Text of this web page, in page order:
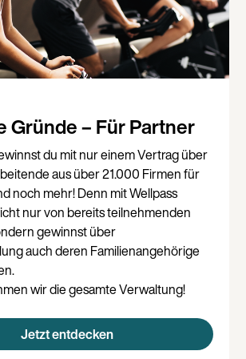
Gründe – Für Partner
du mit nur einem Vertrag über
aus über 21.000 Firmen für
noch mehr! Denn mit Wellpass
nur von bereits teilnehmenden
gewinnst über
auch deren Familienangehörige
wir die gesamte Verwaltung!
Jetzt entdecken